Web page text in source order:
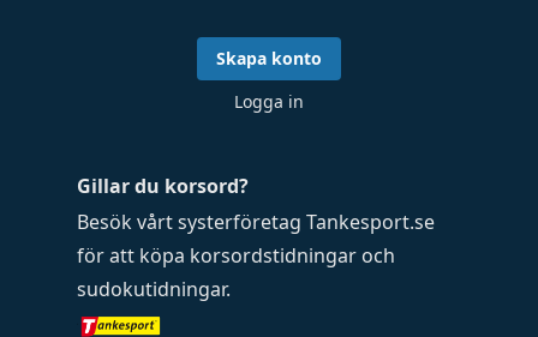
Gillar du korsord?
Besök vårt systerföretag Tankesport.se
för att köpa korsordstidningar och
sudokutidningar.
Skapa konto
Logga in